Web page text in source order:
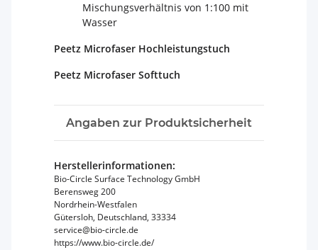
Mischungsverhältnis von 1:100 mit
Wasser
Peetz Microfaser Hochleistungstuch
Peetz Microfaser Softtuch
Angaben zur Produktsicherheit
Herstellerinformationen:
Bio-Circle Surface Technology GmbH
Berensweg 200
Nordrhein-Westfalen
Gütersloh, Deutschland, 33334
service@bio-circle.de
https://www.bio-circle.de/